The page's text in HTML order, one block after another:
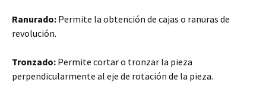
Ranurado: Permite la obtención de cajas o ranuras de
revolución.
Tronzado: Permite cortar o tronzar la pieza
perpendicularmente al eje de rotación de la pieza.